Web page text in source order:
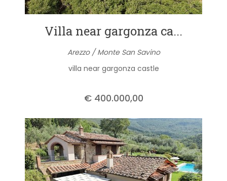
Villa near gargonza ca...
Arezzo / Monte San Savino
villa near gargonza castle
€ 400.000,00